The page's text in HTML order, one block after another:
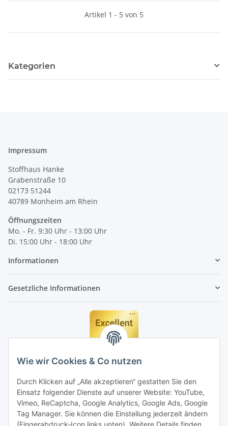
Wie wir Cookies & Co nutzen
Durch Klicken auf „Alle akzeptieren“ gestatten Sie den
Einsatz folgender Dienste auf unserer Website: YouTube,
Vimeo, ReCaptcha, Google Analytics, Google Ads, Google
Tag Manager. Sie können die Einstellung jederzeit ändern
Artikel 1 - 5 von 5
Kategorien
Impressum
Stoffhaus Hanke
Grabenstraße 10
02173 51244
40789 Monheim am Rhein
Öffnungszeiten
Mo. - Fr. 9:30 Uhr - 13:00 Uhr
Di. 15:00 Uhr - 18:00 Uhr
Informationen
Gesetzliche Informationen